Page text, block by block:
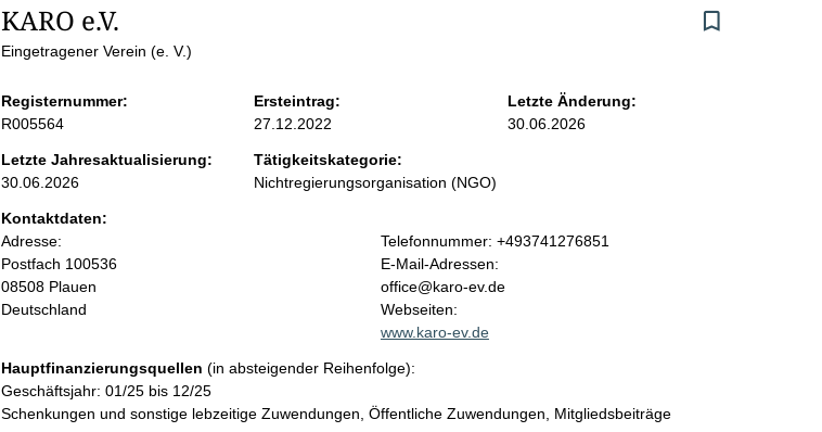
S
i
t
e
n
i
n
KARO e.V.
Eingetragener Verein (e. V.)
Registernummer:
R005564
Ersteintrag:
27.12.2022
Letzte Änderung:
30.06.2026
Letzte Jahresaktualisierung:
30.06.2026
Tätigkeitskategorie:
Nichtregierungsorganisation (NGO)
Kontaktdaten:
Adresse:
Postfach 100536
08508 Plauen
Deutschland
K
o
n
t
a
t
n
Telefonnummer: +493741276851
E-Mail-Adressen:
office@karo-ev.de
Webseiten:
www.karo-ev.de
Hauptfinanzierungsquellen (in absteigender Reihenfolge):
Geschäftsjahr: 01/25 bis 12/25
Schenkungen und sonstige lebzeitige Zuwendungen, Öffentliche Zuwendungen, Mitgliedsbeiträge